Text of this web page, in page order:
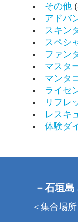
その他
アドバ
スキン
スペシ
ファン
マスタ
マンタ
ライセ
リフレ
レスキ
体験ダ
－石垣
＜集合場